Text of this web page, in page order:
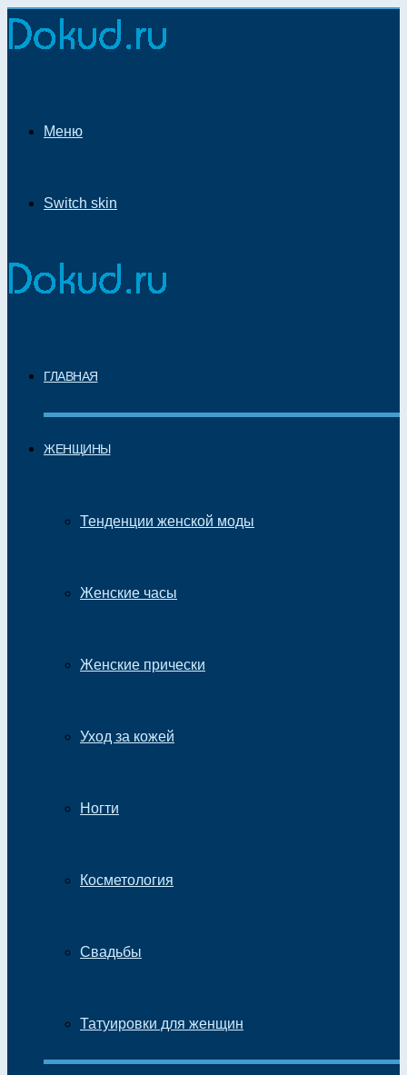
Меню
Switch skin
ГЛАВНАЯ
ЖЕНЩИНЫ
Тенденции женской моды
Женские часы
Женские прически
Уход за кожей
Ногти
Косметология
Свадьбы
Татуировки для женщин